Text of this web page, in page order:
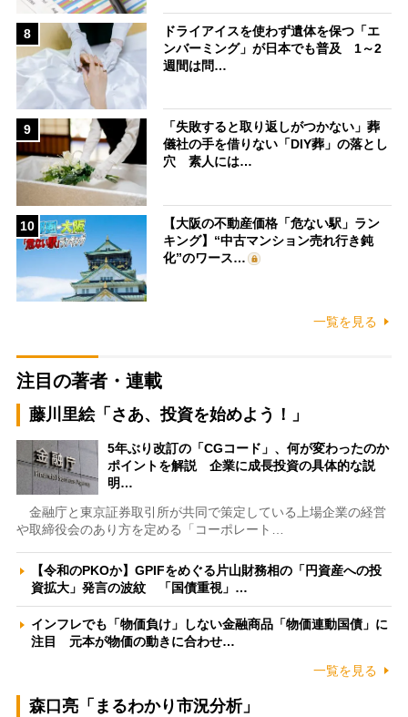
8
ドライアイスを使わず遺体を保つ「エ
ンバーミング」が日本でも普及 1～2
週間は問…
9
「失敗すると取り返しがつかない」葬
儀社の手を借りない「DIY葬」の落とし
穴 素人には…
10
【大阪の不動産価格「危ない駅」ラン
キング】“中古マンション売れ行き鈍
化”のワース…
一覧を見る
注目の著者・連載
藤川里絵「さあ、投資を始めよう！」
5年ぶり改訂の「CGコード」、何が変わったのか
ポイントを解説 企業に成長投資の具体的な説
明…
金融庁と東京証券取引所が共同で策定している上場企業の経営
や取締役会のあり方を定める「コーポレート…
【令和のPKOか】GPIFをめぐる片山財務相の「円資産への投
資拡大」発言の波紋 「国債重視」…
インフレでも「物価負け」しない金融商品「物価連動国債」に
注目 元本が物価の動きに合わせ…
一覧を見る
森口亮「まるわかり市況分析」